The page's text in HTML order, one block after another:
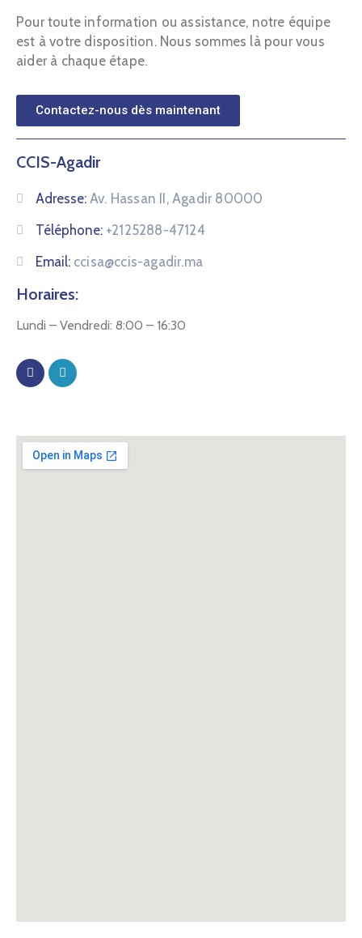
Pour toute information ou assistance, notre équipe
est à votre disposition. Nous sommes là pour vous
aider à chaque étape.
Contactez-nous dès maintenant
CCIS-Agadir
Adresse: Av. Hassan II, Agadir 80000
Téléphone: +2125288-47124
Email: ccisa@ccis-agadir.ma
Horaires:
Lundi – Vendredi: 8:00 – 16:30